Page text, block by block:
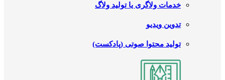
خدمات ولاگری یا تولید ولاگ
تدوین ویدیو
تولید محتوا صوتی (پادکست)